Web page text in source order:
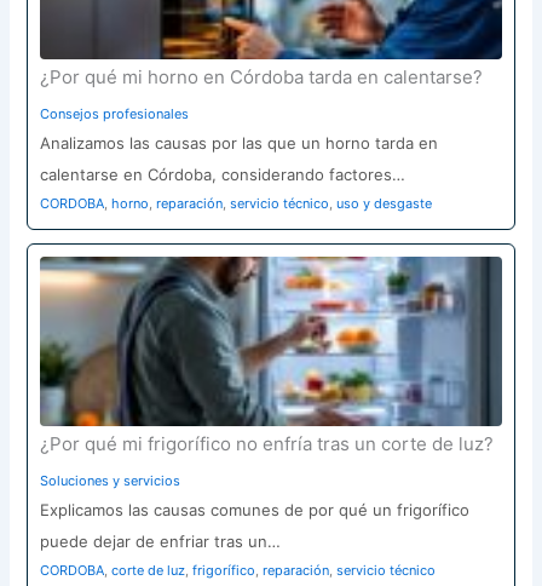
¿Por qué mi horno en Córdoba tarda en calentarse?
Consejos profesionales
Analizamos las causas por las que un horno tarda en
calentarse en Córdoba, considerando factores…
CORDOBA ,horno ,reparación ,servicio técnico ,uso y desgaste
¿Por qué mi frigorífico no enfría tras un corte de luz?
Soluciones y servicios
Explicamos las causas comunes de por qué un frigorífico
puede dejar de enfriar tras un…
CORDOBA ,corte de luz ,frigorífico ,reparación ,servicio técnico